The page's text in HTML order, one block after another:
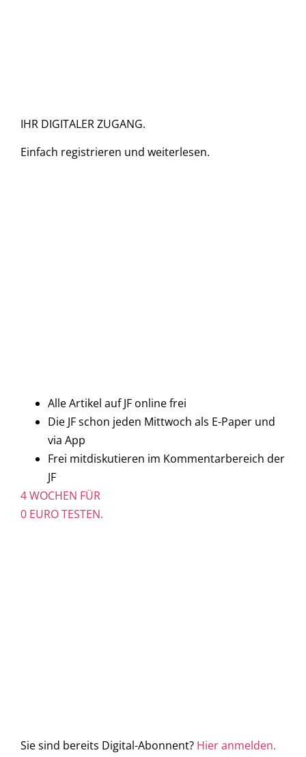
IHR DIGITALER ZUGANG.
Einfach registrieren und weiterlesen.
Alle Artikel auf JF online frei
Die JF schon jeden Mittwoch als E-Paper und
via App
Frei mitdiskutieren im Kommentarbereich der
JF
4 WOCHEN FÜR
0 EURO TESTEN.
Sie sind bereits Digital-Abonnent? Hier anmelden.